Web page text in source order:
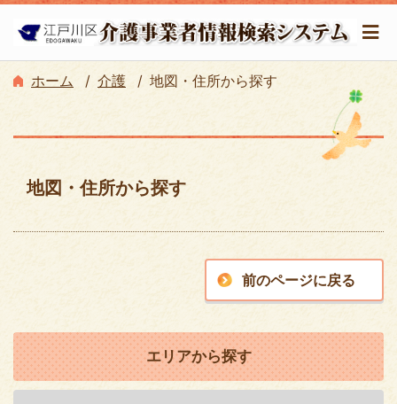
ホーム 介護 地図・住所から探す
地図・住所から探す
前のページに戻る
エリアから探す